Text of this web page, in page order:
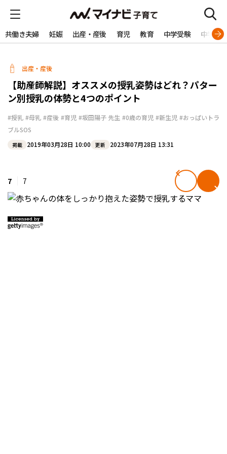
共働き夫婦 妊娠 出産・産後 育児 教育 中学受験 中学生
出産・産後
【助産師解説】オススメの授乳姿勢はどれ？パター
ン別授乳の体勢と4つのポイント
#授乳 #母乳 #産後 #育児 #坂田陽子 先生 #0歳の育児 #新生児 #おっぱいトラ
ブルSOS
掲載 2019年03月28日 10:00 更新 2023年07月28日 13:31
7 7